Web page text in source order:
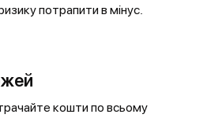
потрапити в мінус.
кошти по всьому